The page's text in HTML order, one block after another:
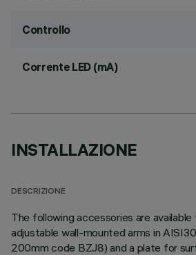
Controllo
Corrente LED (mA)
INSTALLAZIONE
DESCRIZIONE
The following accessories are available
adjustable wall-mounted arms in
200mm code BZJ8) and a plate for